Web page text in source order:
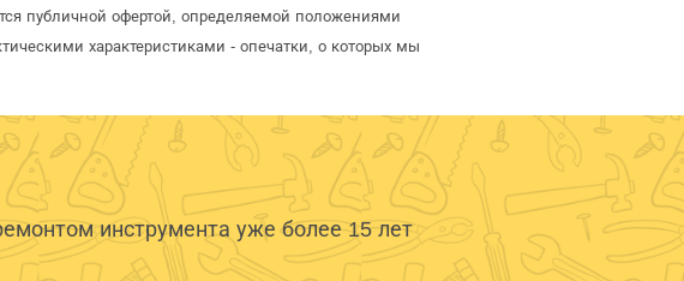
публичной офертой, определяемой положениями
характеристиками - опечатки, о которых мы
инструмента уже более 15 лет